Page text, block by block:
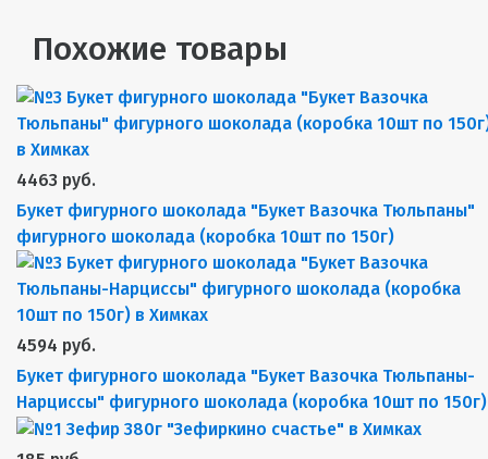
Похожие товары
4463 руб.
Букет фигурного шоколада "Букет Вазочка Тюльпаны"
фигурного шоколада (коробка 10шт по 150г)
4594 руб.
Букет фигурного шоколада "Букет Вазочка Тюльпаны-
Нарциссы" фигурного шоколада (коробка 10шт по 150г)